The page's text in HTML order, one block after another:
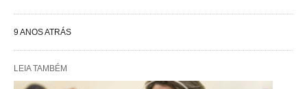
9 ANOS ATRÁS
LEIA TAMBÉM